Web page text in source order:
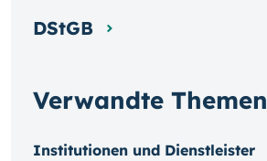
Verwandte Themen
Institutionen und Dienstleister
DStGB